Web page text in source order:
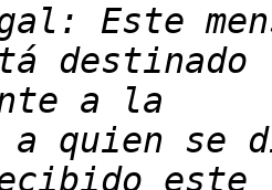
Este
a quien